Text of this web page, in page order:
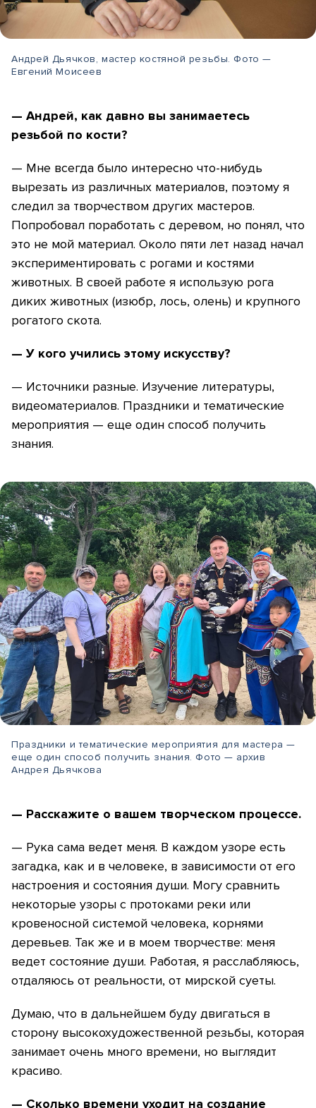
Андрей Дьячков, мастер костяной резьбы. Фото —
Евгений Моисеев
— Андрей, как давно вы занимаетесь
резьбой по кости?
— Мне всегда было интересно что-нибудь
вырезать из различных материалов, поэтому я
следил за творчеством других мастеров.
Попробовал поработать с деревом, но понял, что
это не мой материал. Около пяти лет назад начал
экспериментировать с рогами и костями
животных. В своей работе я использую рога
диких животных (изюбр, лось, олень) и крупного
рогатого скота.
— У кого учились этому искусству?
— Источники разные. Изучение литературы,
видеоматериалов. Праздники и тематические
мероприятия — еще один способ получить
знания.
Праздники и тематические мероприятия для мастера —
еще один способ получить знания. Фото — архив
Андрея Дьячкова
— Расскажите о вашем творческом процессе.
— Рука сама ведет меня. В каждом узоре есть
загадка, как и в человеке, в зависимости от его
настроения и состояния души. Могу сравнить
некоторые узоры с протоками реки или
кровеносной системой человека, корнями
деревьев. Так же и в моем творчестве: меня
ведет состояние души. Работая, я расслабляюсь,
отдаляюсь от реальности, от мирской суеты.
Думаю, что в дальнейшем буду двигаться в
сторону высокохудожественной резьбы, которая
занимает очень много времени, но выглядит
красиво.
— Сколько времени уходит на создание